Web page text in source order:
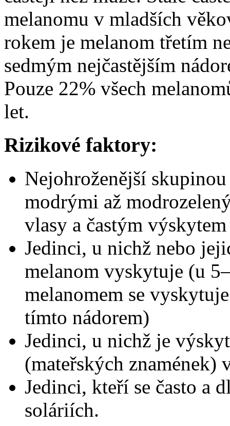
melanomu v mladších
rokem je melanom třetím
sedmým nejčastějším
Pouze 22% všech
let.
Rizikové faktory:
Nejohroženější
modrými až
vlasy a častým
Jedinci, u nichž nebo
melanom vyskytuje (u
melanomem se
tímto nádorem)
Jedinci, u nichž je
(mateřských znamének)
Jedinci, kteří se často a
soláriích.